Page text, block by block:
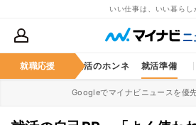
いい仕事は、いい暮らし
就職応援
仕事のゲンバ 就活のホンネ 就活準備
Googleでマイナビニュースを優